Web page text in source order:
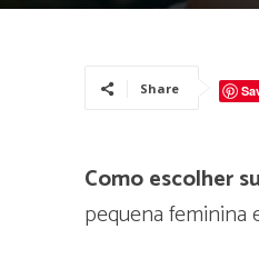
Share
Como escolher
pequena feminina